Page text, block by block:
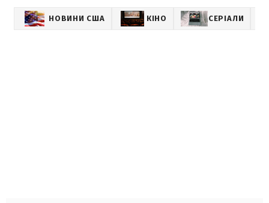
НОВИНИ США КІНО СЕРІАЛИ